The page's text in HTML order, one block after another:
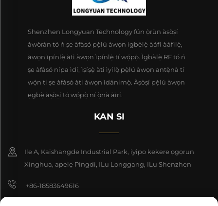
Shenzhen Longyuan Technology fún ọ̀rùn àṣòṣí
àwòrán tó ń ṣe àfàsó pẹ̀lú àwọn igbèlẹ̀ àáfì àáfìlẹ̀,
àwọn ìpínlẹ̀ àtì àwọn ìpínlẹ̀ tí wọ́pọ̀. Ìgbàlẹ̀ RF tó ń
ṣe àfàsó nípa ìdí, ìṣíṣẹ̀ àti ìyílọ̀ pẹ̀lú àwọn antẹ̀nà tí
wọ́n ti ṣe àfàsó àti àwọn ìdánimọ̀. Àṣòṣí pẹ̀lú àwọn
ẹgbẹ̀ àṣòṣí tó wọ́pọ̀ ní ọ̀nà àìrí.
KAN SI
Ile A, Kaishangde Industrial Park, iyipo kekere ọgọrun
Xinghua, apelẹ Pingdi, ILu Longgang, ILu Shenzhen
+86-18583649616